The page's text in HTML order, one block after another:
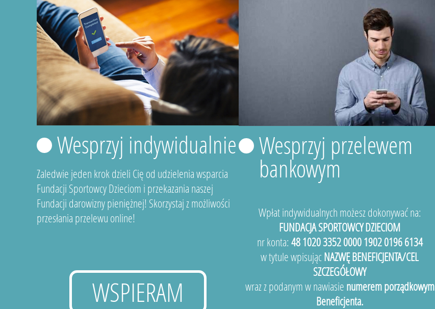
Wesprzyj indywidualnie
Zaledwie jeden krok dzieli Cię od udzielenia wsparcia
Fundacji Sportowcy Dzieciom i przekazania naszej
Fundacji darowizny pieniężnej! Skorzystaj z możliwości
przesłania przelewu online!
WSPIERAM
Wesprzyj przelewem
bankowym
Wpłat indywidualnych możesz dokonywać na:
FUNDACJA SPORTOWCY DZIECIOM
nr konta: 48 1020 3352 0000 1902 0196 6134
w tytule wpisującNAZWĘ BENEFICJENTA/CEL
SZCZEGÓŁOWY
wraz z podanym w nawiasie numerem porządkowym
Beneficjenta.